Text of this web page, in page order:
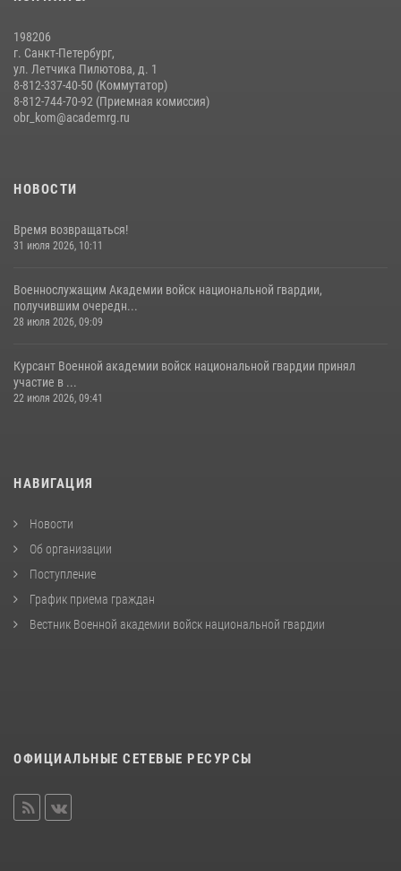
198206
г. Санкт-Петербург,
ул. Летчика Пилютова, д. 1
8-812-337-40-50 (Коммутатор)
8-812-744-70-92 (Приемная комиссия)
obr_kom@academrg.ru
НОВОСТИ
Время возвращаться!
31 июля 2026, 10:11
Военнослужащим Академии войск национальной гвардии,
получившим очередн...
28 июля 2026, 09:09
Курсант Военной академии войск национальной гвардии принял
участие в ...
22 июля 2026, 09:41
НАВИГАЦИЯ
Новости
Об организации
Поступление
График приема граждан
Вестник Военной академии войск национальной гвардии
ОФИЦИАЛЬНЫЕ СЕТЕВЫЕ РЕСУРСЫ